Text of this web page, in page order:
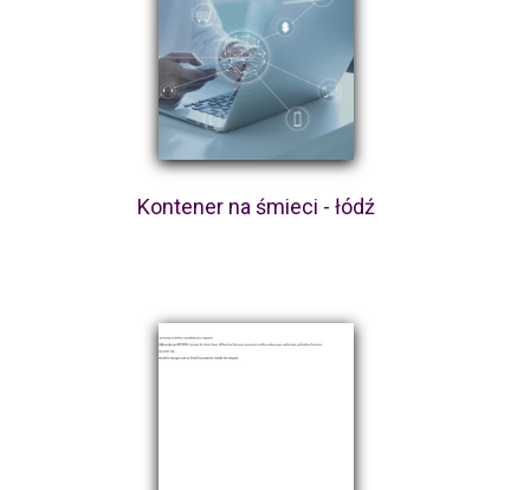
Kontener na śmieci - łódź